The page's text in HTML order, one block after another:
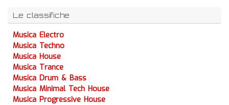
Le classifiche
Musica Electro
Musica Techno
Musica House
Musica Trance
Musica Drum & Bass
Musica Minimal Tech House
Musica Progressive House